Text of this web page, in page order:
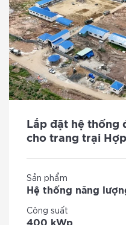
Lắp đặt hệ
cho trang trại
Sản phẩm
Hệ thống năng
Công suất